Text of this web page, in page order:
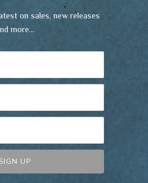
on sales, new releases
more…